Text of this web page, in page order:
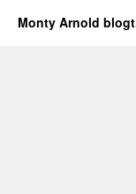
Monty Arnold